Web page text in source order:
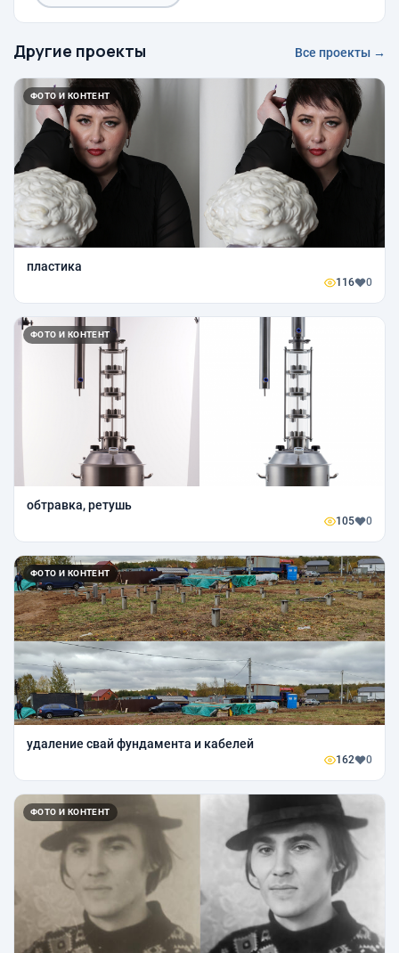
Другие проекты Все проекты →
ФОТО И КОНТЕНТ
пластика
116 0
ФОТО И КОНТЕНТ
обтравка, ретушь
105 0
ФОТО И КОНТЕНТ
удаление свай фундамента и кабелей
162 0
ФОТО И КОНТЕНТ